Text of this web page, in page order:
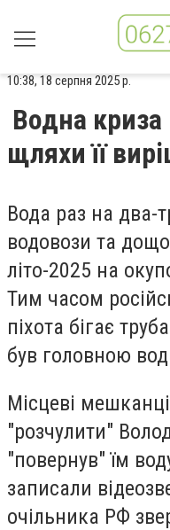
10:38, 18 серпня 2025 р.
Водна криза
щляхи її
Вода раз на два-
водовози та
літо-2025 на
Тим часом
піхота бігає
був головною
Місцеві
"розчулити"
"повернув" їм
записали
очільника РФ